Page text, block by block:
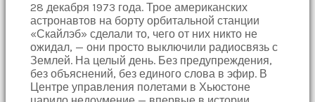
28 декабря 1973 года. Трое американских
астронавтов на борту орбитальной станции
«Скайлэб» сделали то, чего от них никто не
ожидал, — они просто выключили радиосвязь с
Землей. На целый день. Без предупреждения,
без объяснений, без единого слова в эфир. В
Центре управления полетами в Хьюстоне